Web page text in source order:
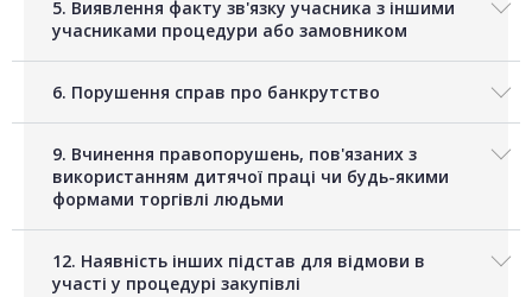
5. Виявлення факту зв'язку учасника з іншими
учасниками процедури або замовником
6. Порушення справ про банкрутство
9. Вчинення правопорушень, пов'язаних з
використанням дитячої праці чи будь-якими
формами торгівлі людьми
12. Наявність інших підстав для відмови в
участі у процедурі закупівлі